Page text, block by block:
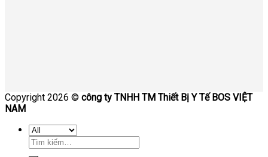
Copyright 2026 © công ty TNHH TM Thiết Bị Y Tế BOS VIỆT
NAM